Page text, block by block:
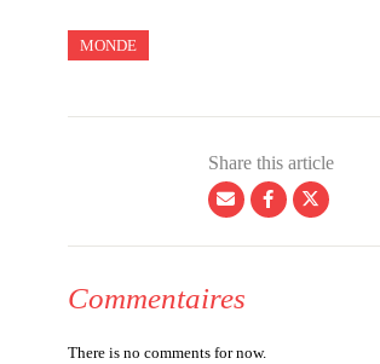
MONDE
Share this article
Commentaires
There is no comments for now.